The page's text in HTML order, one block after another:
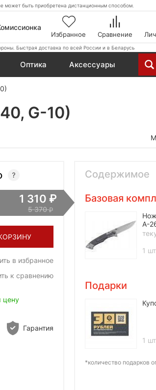
может быть приобретена дистанционным способом.
Избранное Сравнение
Быстрая доставка по всей России и в Беларусь
Оптика Аксессуары
G-10)
1 310
5 370
в избранное
к сравнению
цену
Гарантия
Содержимое
Базовая
A-
1
Подарки
1
*количество подарков